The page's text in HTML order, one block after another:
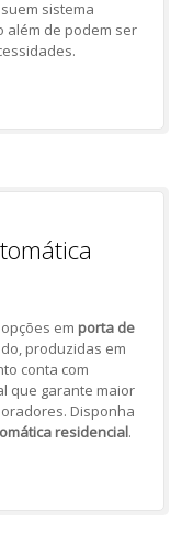
sistema
além de podem ser
em porta de
produzidas em
conta com
que garante maior
Disponha
residencial.